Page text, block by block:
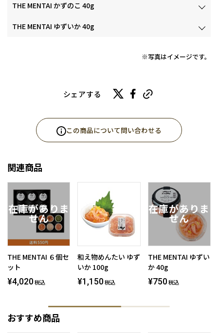
THE MENTAI かずのこ 40g
THE MENTAI ゆずいか 40g
※写真はイメージです。
シェアする
この商品について問い合わせる
関連商品
THE MENTAI ６個セ
ット
¥4,020 税込
和え物めんたい ゆず
いか 100g
¥1,150 税込
THE MENTAI ゆずい
か 40g
¥750 税込
おすすめ商品